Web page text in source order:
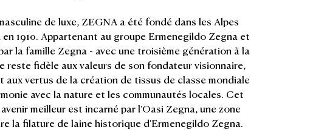
de luxe, ZEGNA a été fondé dans les Alpes
1910. Appartenant au groupe Ermenegildo Zegna et
la famille Zegna - avec une troisième génération à la
reste fidèle aux valeurs de son fondateur visionnaire,
vertus de la création de tissus de classe mondiale
avec la nature et les communautés locales. Cet
meilleur est incarné par l'Oasi Zegna, une zone
la filature de laine historique d'Ermenegildo Zegna.